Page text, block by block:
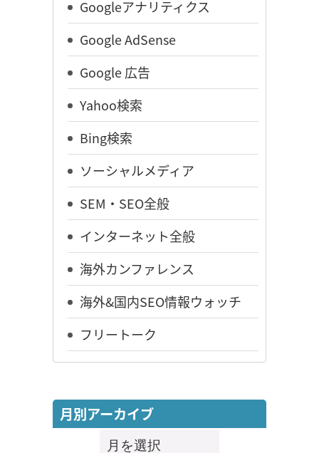
Googleアナリティクス
Google AdSense
Google 広告
Yahoo検索
Bing検索
ソーシャルメディア
SEM・SEO全般
インターネット全般
海外カンファレンス
海外&国内SEO情報ウォッチ
フリートーク
月別アーカイブ
月